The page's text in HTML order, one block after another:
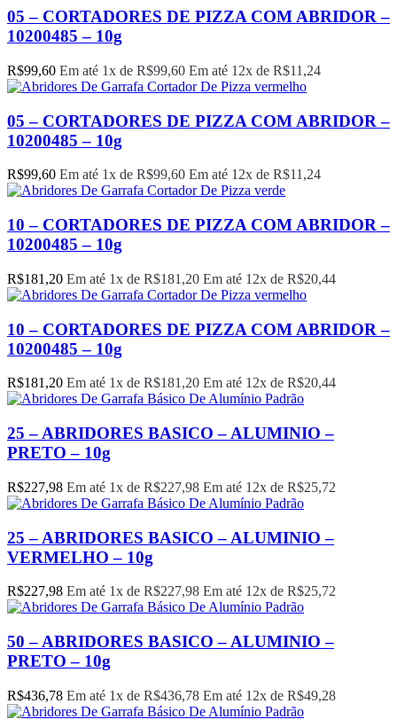
05 – CORTADORES DE PIZZA COM ABRIDOR –
10200485 – 10g
R$99,60 Em até 1x de R$99,60 Em até 12x de R$11,24
05 – CORTADORES DE PIZZA COM ABRIDOR –
10200485 – 10g
R$99,60 Em até 1x de R$99,60 Em até 12x de R$11,24
10 – CORTADORES DE PIZZA COM ABRIDOR –
10200485 – 10g
R$181,20 Em até 1x de R$181,20 Em até 12x de R$20,44
10 – CORTADORES DE PIZZA COM ABRIDOR –
10200485 – 10g
R$181,20 Em até 1x de R$181,20 Em até 12x de R$20,44
25 – ABRIDORES BASICO – ALUMINIO –
PRETO – 10g
R$227,98 Em até 1x de R$227,98 Em até 12x de R$25,72
25 – ABRIDORES BASICO – ALUMINIO –
VERMELHO – 10g
R$227,98 Em até 1x de R$227,98 Em até 12x de R$25,72
50 – ABRIDORES BASICO – ALUMINIO –
PRETO – 10g
R$436,78 Em até 1x de R$436,78 Em até 12x de R$49,28